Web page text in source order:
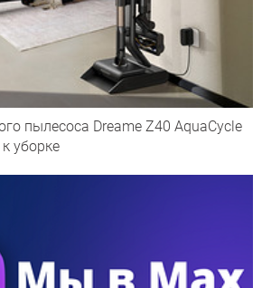
пылесоса Dreame Z40 AquaCycle
уборке